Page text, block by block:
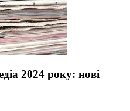
2024 року: нові